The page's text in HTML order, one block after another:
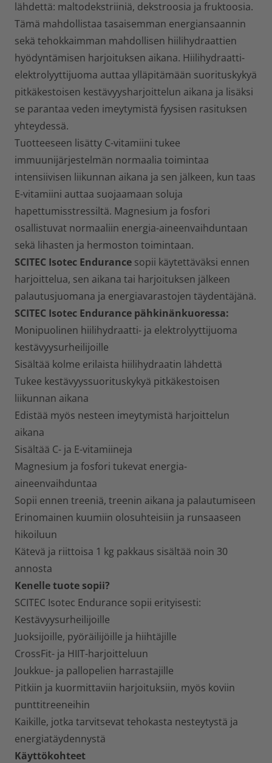
lähdettä: maltodekstriiniä, dekstroosia ja fruktoosia.
Tämä mahdollistaa tasaisemman energiansaannin
sekä tehokkaimman mahdollisen hiilihydraattien
hyödyntämisen harjoituksen aikana. Hiilihydraatti-
elektrolyyttijuoma auttaa ylläpitämään suorituskykyä
pitkäkestoisen kestävyysharjoittelun aikana ja lisäksi
se parantaa veden imeytymistä fyysisen rasituksen
yhteydessä.
Tuotteeseen lisätty C-vitamiini tukee
immuunijärjestelmän normaalia toimintaa
intensiivisen liikunnan aikana ja sen jälkeen, kun taas
E-vitamiini auttaa suojaamaan soluja
hapettumisstressiltä. Magnesium ja fosfori
osallistuvat normaaliin energia-aineenvaihduntaan
sekä lihasten ja hermoston toimintaan.
SCITEC Isotec Endurance sopii käytettäväksi ennen
harjoittelua, sen aikana tai harjoituksen jälkeen
palautusjuomana ja energiavarastojen täydentäjänä.
SCITEC Isotec Endurance pähkinänkuoressa:
Monipuolinen hiilihydraatti- ja elektrolyyttijuoma
kestävyysurheilijoille
Sisältää kolme erilaista hiilihydraatin lähdettä
Tukee kestävyyssuorituskykyä pitkäkestoisen
liikunnan aikana
Edistää myös nesteen imeytymistä harjoittelun
aikana
Sisältää C- ja E-vitamiineja
Magnesium ja fosfori tukevat energia-
aineenvaihduntaa
Sopii ennen treeniä, treenin aikana ja palautumiseen
Erinomainen kuumiin olosuhteisiin ja runsaaseen
hikoiluun
Kätevä ja riittoisa 1 kg pakkaus sisältää noin 30
annosta
Kenelle tuote sopii?
SCITEC Isotec Endurance sopii erityisesti:
Kestävyysurheilijoille
Juoksijoille, pyöräilijöille ja hiihtäjille
CrossFit- ja HIIT-harjoitteluun
Joukkue- ja pallopelien harrastajille
Pitkiin ja kuormittaviin harjoituksiin, myös koviin
punttitreeneihin
Kaikille, jotka tarvitsevat tehokasta nesteytystä ja
energiatäydennystä
Käyttökohteet